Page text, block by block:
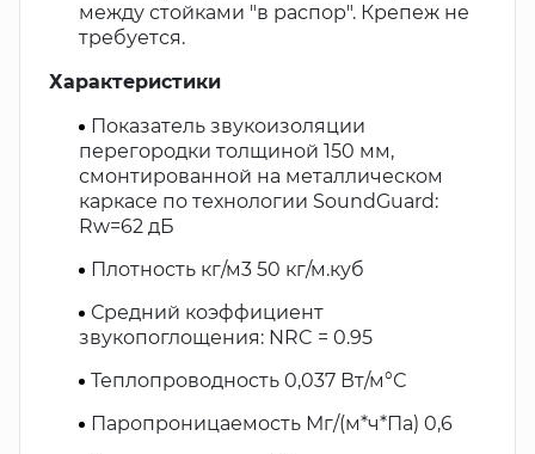
между стойками "в распор". Крепеж не
требуется.
Характеристики
Показатель звукоизоляции
перегородки толщиной 150 мм,
смонтированной на металлическом
каркасе по технологии SoundGuard:
Rw=62 дБ
Плотность кг/м3 50 кг/м.куб
Средний коэффициент
звукопоглощения: NRC = 0.95
Теплопроводность 0,037 Вт/м°С
Паропроницаемость Мг/(м*ч*Па) 0,6